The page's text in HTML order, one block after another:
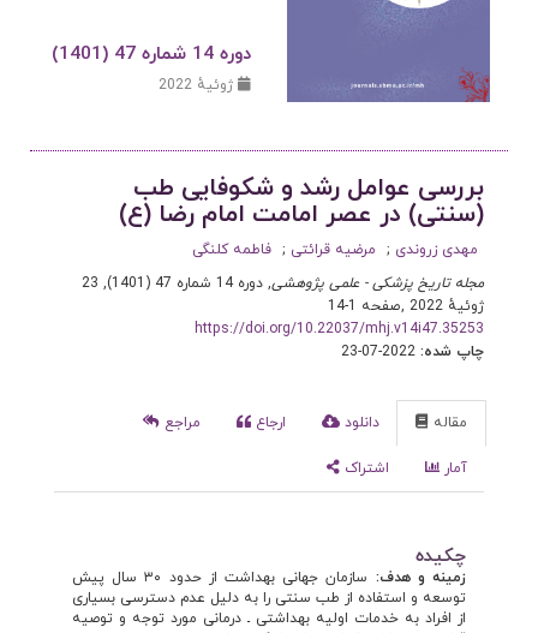
دوره 14 شماره 47 (1401)
ژوئیهٔ 2022
بررسی عوامل رشد و شکوفایی طب
(سنتی) در عصر امامت امام رضا (ع)
مهدی زروندی مرضیه قرائتی
فاطمه کلنگی
مجله تاریخ پزشکی - علمی پژوهشی
, دوره 14 شماره 47 (1401), 23
ژوئیهٔ 2022
,صفحه 1-14
https://doi.org/10.22037/mhj.v14i47.35253
چاپ شده:
مقاله دانلود ارجاع مراجع
آمار اشتراک
چکیده
زمینه و هدف:
سازمان جهانی بهداشت از حدود ۳۰ سال پیش
توسعه و استفاده از طب سنتی را به دلیل عدم دسترسی بسیاری
از افراد به خدمات اولیه بهداشتی ـ درمانی مورد توجه و توصیه